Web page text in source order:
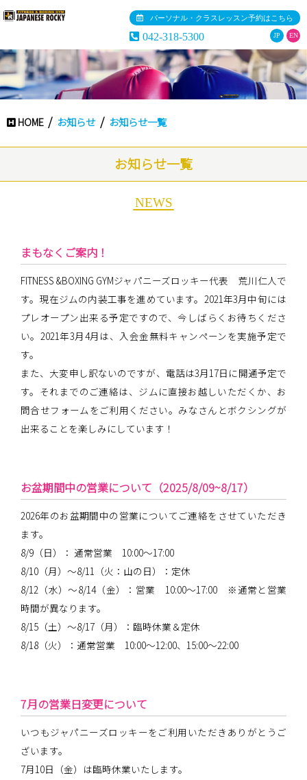
パーソナル・クラスレッスン予約はこちら
042-318-5300 JP EN
HOME お知らせ お知らせ一覧
お知らせ一覧
NEWS
まもなくご案内！
FITNESS &BOXING GYMジャパニーズロッキー代表 荒川仁人で
す。現在ジムの内装工事を進めています。2021年3月中旬には
プレオープン出来る予定ですので、今しばらくお待ちくださ
い。2021年3月4月は、入会金無料キャンペーンを実施予定で
す。
また、大変申し訳ないのですが、電話は3月17日に開通予定で
す。それまでのご連絡は、ジムに直接お越しいただくか、お
問合せフォームをご利用ください。みなさんとボクシングが
出来ることを楽しみにしています！
お盆期間中の営業について（2025/8/09~8/17）
2026年のお盆期間中の営業についてご連絡をさせていただき
ます。
8/9（日）： 通常営業 10:00～17:00
8/10（月）～8/11（火：山の日）：定休
8/12（水）～8/14（金）：営業 10:00～17:00 ※通常と営業
時間が異なります。
8/15（土）～8/17（月）：臨時休業＆定休
8/18（火）：通常営業 10:00～12:00、15:00～22:00
7月の営業日変更について
いつもジャパニーズロッキーをご利用いただきありがとうご
ざいます。
7月10日（金）は臨時休業いたします。